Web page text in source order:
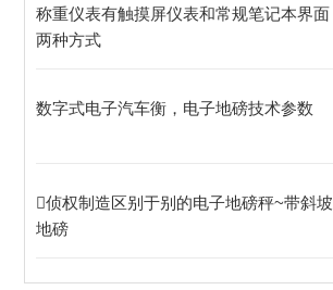
称重仪表有触摸屏仪表和常规笔记本界面
两种方式
数字式电子汽车衡，电子地磅技术参数
侦权制造区别于别的电子地磅秤~带斜坡
地磅